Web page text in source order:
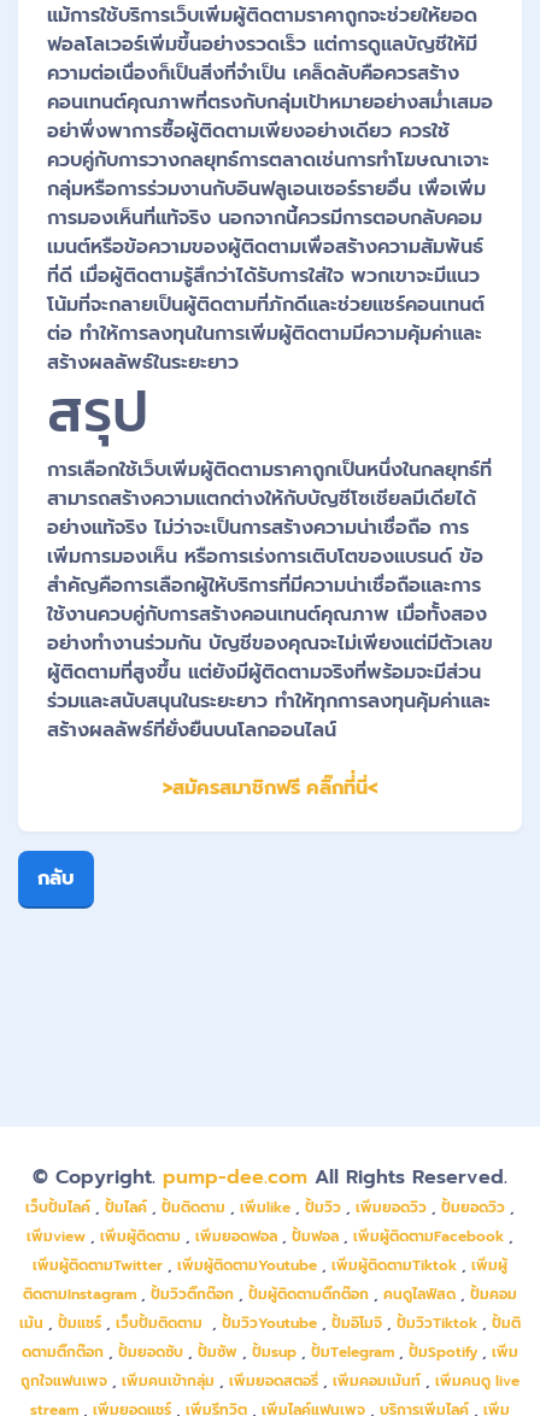
แม้การใช้บริการเว็บเพิ่มผู้ติดตามราคาถูกจะช่วยให้ยอด
ฟอลโลเวอร์เพิ่มขึ้นอย่างรวดเร็ว แต่การดูแลบัญชีให้มี
ความต่อเนื่องก็เป็นสิ่งที่จำเป็น เคล็ดลับคือควรสร้าง
คอนเทนต์คุณภาพที่ตรงกับกลุ่มเป้าหมายอย่างสม่ำเสมอ
อย่าพึ่งพาการซื้อผู้ติดตามเพียงอย่างเดียว ควรใช้
ควบคู่กับการวางกลยุทธ์การตลาดเช่นการทำโฆษณาเจาะ
กลุ่มหรือการร่วมงานกับอินฟลูเอนเซอร์รายอื่น เพื่อเพิ่ม
การมองเห็นที่แท้จริง นอกจากนี้ควรมีการตอบกลับคอม
เมนต์หรือข้อความของผู้ติดตามเพื่อสร้างความสัมพันธ์
ที่ดี เมื่อผู้ติดตามรู้สึกว่าได้รับการใส่ใจ พวกเขาจะมีแนว
โน้มที่จะกลายเป็นผู้ติดตามที่ภักดีและช่วยแชร์คอนเทนต์
ต่อ ทำให้การลงทุนในการเพิ่มผู้ติดตามมีความคุ้มค่าและ
สร้างผลลัพธ์ในระยะยาว
สรุป
การเลือกใช้เว็บเพิ่มผู้ติดตามราคาถูกเป็นหนึ่งในกลยุทธ์ที่
สามารถสร้างความแตกต่างให้กับบัญชีโซเชียลมีเดียได้
อย่างแท้จริง ไม่ว่าจะเป็นการสร้างความน่าเชื่อถือ การ
เพิ่มการมองเห็น หรือการเร่งการเติบโตของแบรนด์ ข้อ
สำคัญคือการเลือกผู้ให้บริการที่มีความน่าเชื่อถือและการ
ใช้งานควบคู่กับการสร้างคอนเทนต์คุณภาพ เมื่อทั้งสอง
อย่างทำงานร่วมกัน บัญชีของคุณจะไม่เพียงแต่มีตัวเลข
ผู้ติดตามที่สูงขึ้น แต่ยังมีผู้ติดตามจริงที่พร้อมจะมีส่วน
ร่วมและสนับสนุนในระยะยาว ทำให้ทุกการลงทุนคุ้มค่าและ
สร้างผลลัพธ์ที่ยั่งยืนบนโลกออนไลน์
>สมัครสมาชิกฟรี คลิ๊กที่่นี่<
กลับ
© Copyright. pump-dee.com All Rights Reserved.
เว็บปั้มไลค์ , ปั้มไลค์ , ปั้มติดตาม , เพิ่มlike , ปั้มวิว , เพิ่มยอดวิว , ปั้มยอดวิว ,
เพิ่มview , เพิ่มผู้ติดตาม , เพิ่มยอดฟอล , ปั้มฟอล , เพิ่มผู้ติดตามFacebook ,
เพิ่มผู้ติดตามTwitter , เพิ่มผู้ติดตามYoutube , เพิ่มผู้ติดตามTiktok , เพิ่มผู้
ติดตามInstagram , ปั้มวิวติ๊กต๊อก , ปั้มผู้ติดตามติ๊กต๊อก , คนดูไลฟ์สด , ปั้มคอม
เม้น , ปั้มแชร์ , เว็บปั้มติดตาม , ปั้มวิวYoutube , ปั้มอิโมจิ , ปั้มวิวTiktok , ปั้มติ
ดตามติ๊กต๊อก , ปั้มยอดซับ , ปั้มซัพ , ปั้มsup , ปั้มTelegram , ปั้มSpotify , เพิ่ม
ถูกใจแฟนเพจ , เพิ่มคนเข้ากลุ่ม , เพิ่มยอดสตอรี่ , เพิ่มคอมเม้นท์ , เพิ่มคนดู live
stream , เพิ่มยอดแชร์ , เพิ่มรีทวิต , เพิ่มไลค์แฟนเพจ , บริการเพิ่มไลค์ , เพิ่ม